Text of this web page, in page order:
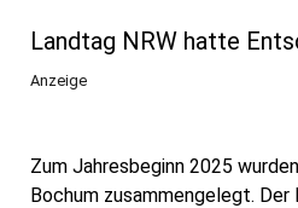
Landtag NRW hatte
Anzeige
Zum Jahresbeginn 2025
Bochum zusammengelegt.